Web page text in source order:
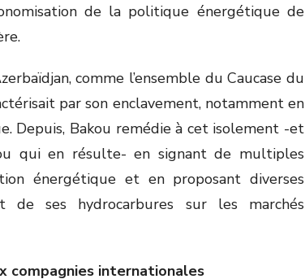
de la politique énergétique de
comme l’ensemble du Caucase du
par son enclavement, notamment en
Depuis, Bakou remédie à cet isolement -et
qui en résulte- en signant de multiples
énergétique et en proposant diverses
de ses hydrocarbures sur les marchés
compagnies internationales